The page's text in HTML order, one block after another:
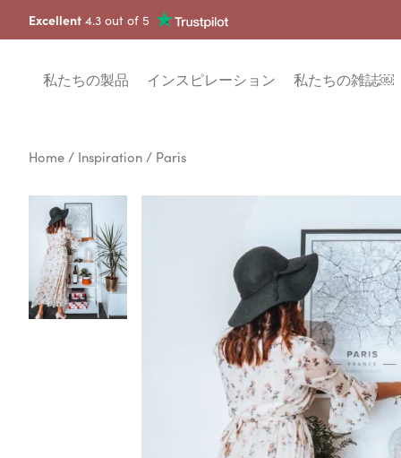
Excellent 4.3 out of 5
私たちの製品 インスピレーション 私たちの雑誌￼
Home / Inspiration / Paris